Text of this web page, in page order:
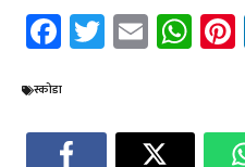
Fa
ce
b
o
T
wi
er
E
m
W
h
sA
स्कोडा